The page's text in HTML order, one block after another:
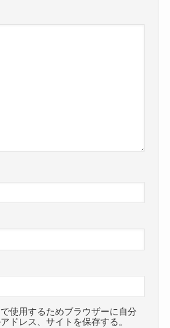
使用するためブラウザーに自分
ドレス、サイトを保存する。